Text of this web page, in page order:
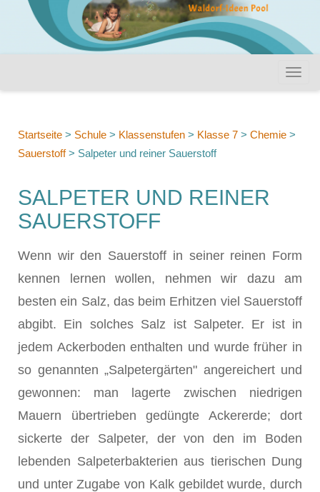
Startseite > Schule > Klassenstufen > Klasse 7 > Chemie >
Sauerstoff> Salpeter und reiner Sauerstoff
SALPETER UND REINER
SAUERSTOFF
Wenn wir den Sauerstoff in seiner reinen Form
kennen lernen wollen, nehmen wir dazu am
besten ein Salz, das beim Erhitzen viel Sauerstoff
abgibt. Ein solches Salz ist Salpeter. Er ist in
jedem Ackerboden enthalten und wurde früher in
so genannten „Salpetergärten" angereichert und
gewonnen: man lagerte zwischen niedrigen
Mauern übertrieben gedüngte Ackererde; dort
sickerte der Salpeter, der von den im Boden
lebenden Salpeterbakterien aus tierischen Dung
und unter Zugabe von Kalk gebildet wurde, durch